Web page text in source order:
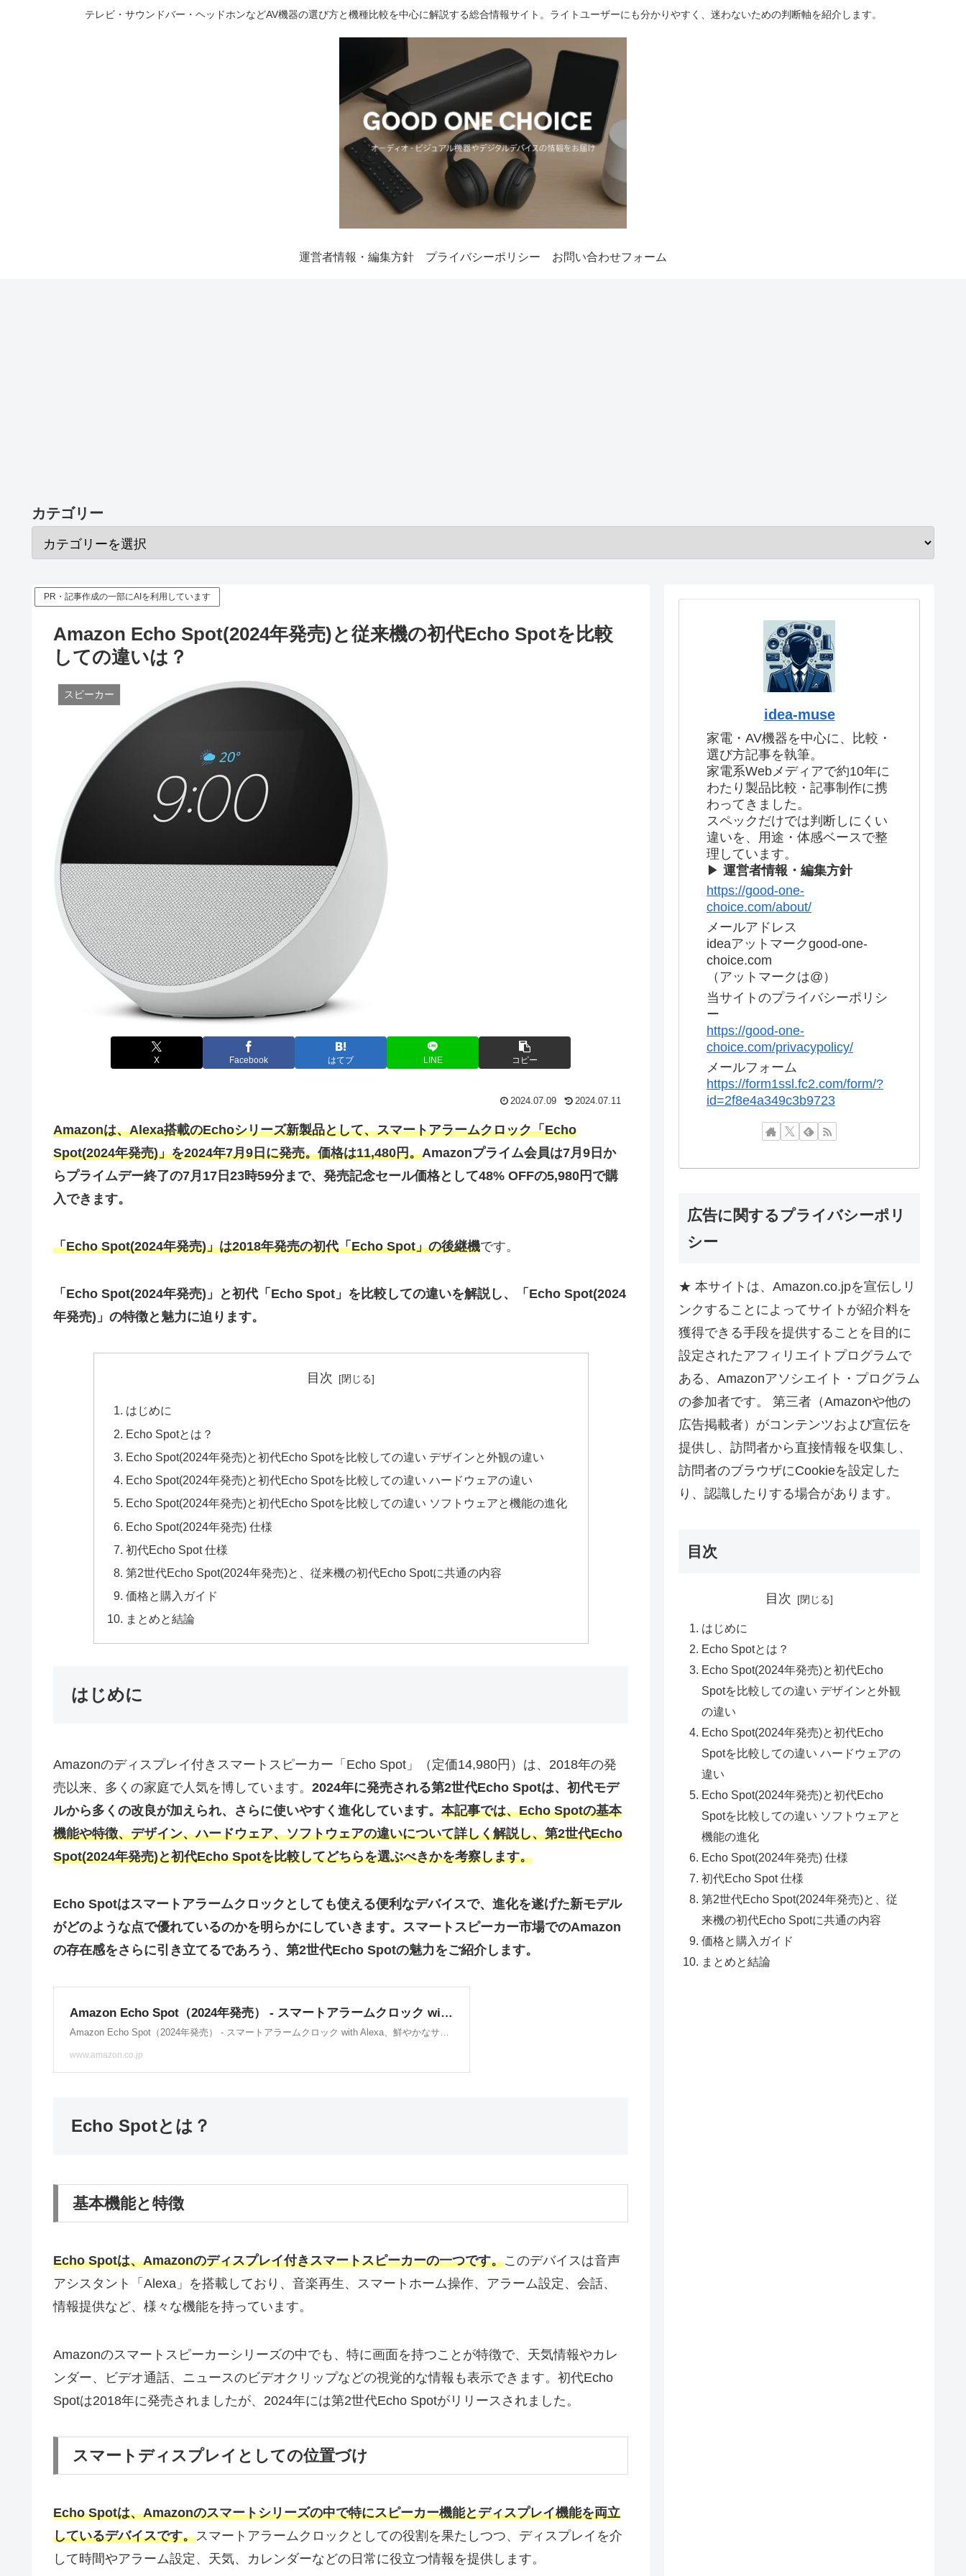
テレビ・サウンドバー・ヘッドホンなどAV機器の選び方と機種比較を中心に解説する総合情報サイト。ライトユーザーにも分かりやすく、迷わないための判断軸を紹介します。
運営者情報・編集方針 プライバシーポリシー お問い合わせフォーム
カテゴリー
PR・記事作成の一部にAIを利用しています
Amazon Echo Spot(2024年発売)と従来機の初代Echo Spotを比較
しての違いは？
スピーカー
X Facebook はてブ LINE コピー
2024.07.09 2024.07.11
Amazonは、Alexa搭載のEchoシリーズ新製品として、スマートアラームクロック「Echo
Spot(2024年発売)」を2024年7月9日に発売。価格は11,480円。Amazonプライム会員は7月9日か
らプライムデー終了の7月17日23時59分まで、発売記念セール価格として48% OFFの5,980円で購
入できます。
「Echo Spot(2024年発売)」は2018年発売の初代「Echo Spot」の後継機です。
「Echo Spot(2024年発売)」と初代「Echo Spot」を比較しての違いを解説し、「Echo Spot(2024
年発売)」の特徴と魅力に迫ります。
目次
はじめに
Echo Spotとは？
Echo Spot(2024年発売)と初代Echo Spotを比較しての違い デザインと外観の違い
Echo Spot(2024年発売)と初代Echo Spotを比較しての違い ハードウェアの違い
Echo Spot(2024年発売)と初代Echo Spotを比較しての違い ソフトウェアと機能の進化
Echo Spot(2024年発売) 仕様
初代Echo Spot 仕様
第2世代Echo Spot(2024年発売)と、従来機の初代Echo Spotに共通の内容
価格と購入ガイド
まとめと結論
はじめに
Amazonのディスプレイ付きスマートスピーカー「Echo Spot」（定価14,980円）は、2018年の発
売以来、多くの家庭で人気を博しています。 2024年に発売される第2世代Echo Spotは、初代モデ
ルから多くの改良が加えられ、さらに使いやすく進化しています。 本記事では、Echo Spotの基本
機能や特徴、デザイン、ハードウェア、ソフトウェアの違いについて詳しく解説し、第2世代Echo
Spot(2024年発売)と初代Echo Spotを比較してどちらを選ぶべきかを考察します。
Echo Spotはスマートアラームクロックとしても使える便利なデバイスで、進化を遂げた新モデル
がどのような点で優れているのかを明らかにしていきます。スマートスピーカー市場でのAmazon
の存在感をさらに引き立てるであろう、第2世代Echo Spotの魅力をご紹介します。
Echo Spotとは？
基本機能と特徴
Echo Spotは、Amazonのディスプレイ付きスマートスピーカーの一つです。このデバイスは音声
アシスタント「Alexa」を搭載しており、音楽再生、スマートホーム操作、アラーム設定、会話、
情報提供など、様々な機能を持っています。
Amazonのスマートスピーカーシリーズの中でも、特に画面を持つことが特徴で、天気情報やカレ
ンダー、ビデオ通話、ニュースのビデオクリップなどの視覚的な情報も表示できます。初代Echo
Spotは2018年に発売されましたが、2024年には第2世代Echo Spotがリリースされました。
スマートディスプレイとしての位置づけ
Echo Spotは、Amazonのスマートシリーズの中で特にスピーカー機能とディスプレイ機能を両立
しているデバイスです。スマートアラームクロックとしての役割を果たしつつ、ディスプレイを介
して時間やアラーム設定、天気、カレンダーなどの日常に役立つ情報を提供します。
idea-muse
家電・AV機器を中心に、比較・
選び方記事を執筆。
家電系Webメディアで約10年に
わたり製品比較・記事制作に携
わってきました。
スペックだけでは判断しにくい
違いを、用途・体感ベースで整
理しています。
▶ 運営者情報・編集方針
https://good-one-
choice.com/about/
メールアドレス
ideaアットマークgood-one-
choice.com
（アットマークは@）
当サイトのプライバシーポリシ
ー
https://good-one-
choice.com/privacypolicy/
メールフォーム
https://form1ssl.fc2.com/form/?
id=2f8e4a349c3b9723
広告に関するプライバシーポリ
シー
★ 本サイトは、Amazon.co.jpを宣伝しリ
ンクすることによってサイトが紹介料を
獲得できる手段を提供することを目的に
設定されたアフィリエイトプログラムで
ある、Amazonアソシエイト・プログラム
の参加者です。 第三者（Amazonや他の
広告掲載者）がコンテンツおよび宣伝を
提供し、訪問者から直接情報を収集し、
訪問者のブラウザにCookieを設定した
り、認識したりする場合があります。
目次
目次
はじめに
Echo Spotとは？
Echo Spot(2024年発売)と初代Echo
Spotを比較しての違い デザインと外観
の違い
Echo Spot(2024年発売)と初代Echo
Spotを比較しての違い ハードウェアの
違い
Echo Spot(2024年発売)と初代Echo
Spotを比較しての違い ソフトウェアと
機能の進化
Echo Spot(2024年発売) 仕様
初代Echo Spot 仕様
第2世代Echo Spot(2024年発売)と、従
来機の初代Echo Spotに共通の内容
価格と購入ガイド
まとめと結論